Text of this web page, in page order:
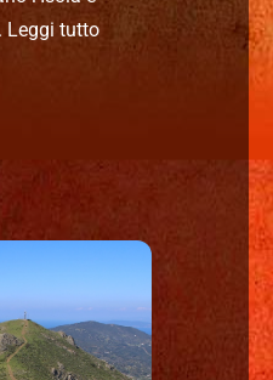
Leggi tutto